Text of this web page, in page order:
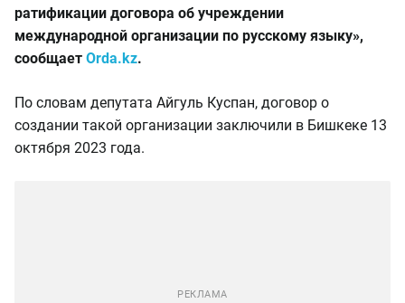
ратификации договора об учреждении
международной организации по русскому языку»,
сообщает Orda.kz.
По словам депутата Айгуль Куспан, договор о
создании такой организации заключили в Бишкеке 13
октября 2023 года.